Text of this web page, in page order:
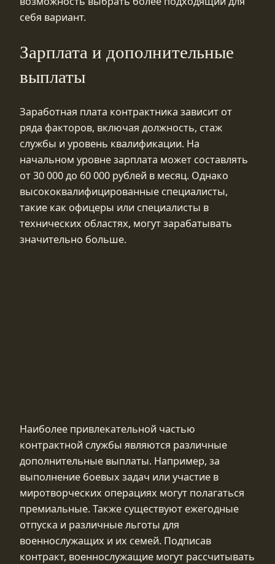
себя вариант.
Зарплата и дополнительные
выплаты
Заработная плата контрактника зависит от
ряда факторов, включая должность, стаж
службы и уровень квалификации. На
начальном уровне зарплата может составлять
от 30 000 до 60 000 рублей в месяц. Однако
высококвалифицированные специалисты,
такие как офицеры или специалисты в
технических областях, могут зарабатывать
значительно больше.
Наиболее привлекательной частью
контрактной службы являются различные
дополнительные выплаты. Например, за
выполнение боевых задач или участие в
миротворческих операциях могут полагаться
премиальные. Также существуют ежегодные
отпуска и различные льготы для
военнослужащих и их семей. Подписав
контракт, военнослужащие могут рассчитывать